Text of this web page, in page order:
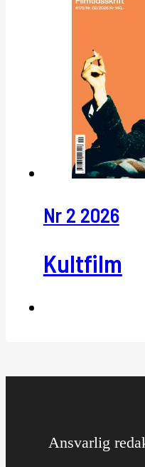
Nr 2 2026
Kultfilm
Ansvarlig